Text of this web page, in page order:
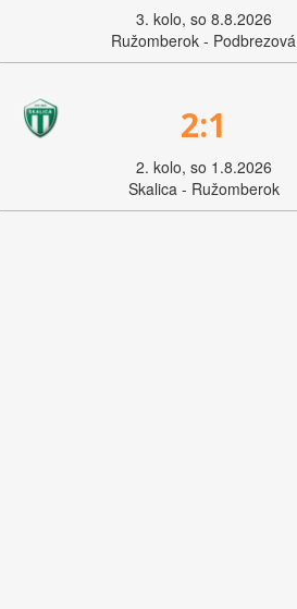
3. kolo, so 8.8.2026
Ružomberok - Podbrezová
2:1
2. kolo, so 1.8.2026
Skalica - Ružomberok